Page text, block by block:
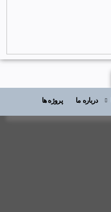
درباره ما پروژه ها